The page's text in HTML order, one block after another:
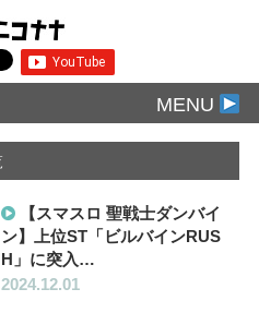
MENU
【スマスロ 聖戦士ダンバイ
ン】上位ST「ビルバインRUS
H」に突入…
2024.12.01